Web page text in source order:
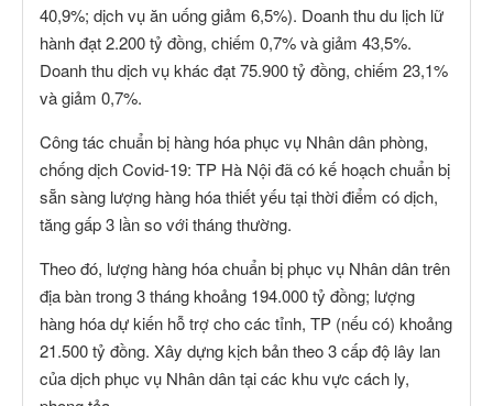
40,9%; dịch vụ ăn uống giảm 6,5%). Doanh thu du lịch lữ
hành đạt 2.200 tỷ đồng, chiếm 0,7% và giảm 43,5%.
Doanh thu dịch vụ khác đạt 75.900 tỷ đồng, chiếm 23,1%
và giảm 0,7%.
Công tác chuẩn bị hàng hóa phục vụ Nhân dân phòng,
chống dịch Covid-19: TP Hà Nội đã có kế hoạch chuẩn bị
sẵn sàng lượng hàng hóa thiết yếu tại thời điểm có dịch,
tăng gấp 3 lần so với tháng thường.
Theo đó, lượng hàng hóa chuẩn bị phục vụ Nhân dân trên
địa bàn trong 3 tháng khoảng 194.000 tỷ đồng; lượng
hàng hóa dự kiến hỗ trợ cho các tỉnh, TP (nếu có) khoảng
21.500 tỷ đồng. Xây dựng kịch bản theo 3 cấp độ lây lan
của dịch phục vụ Nhân dân tại các khu vực cách ly,